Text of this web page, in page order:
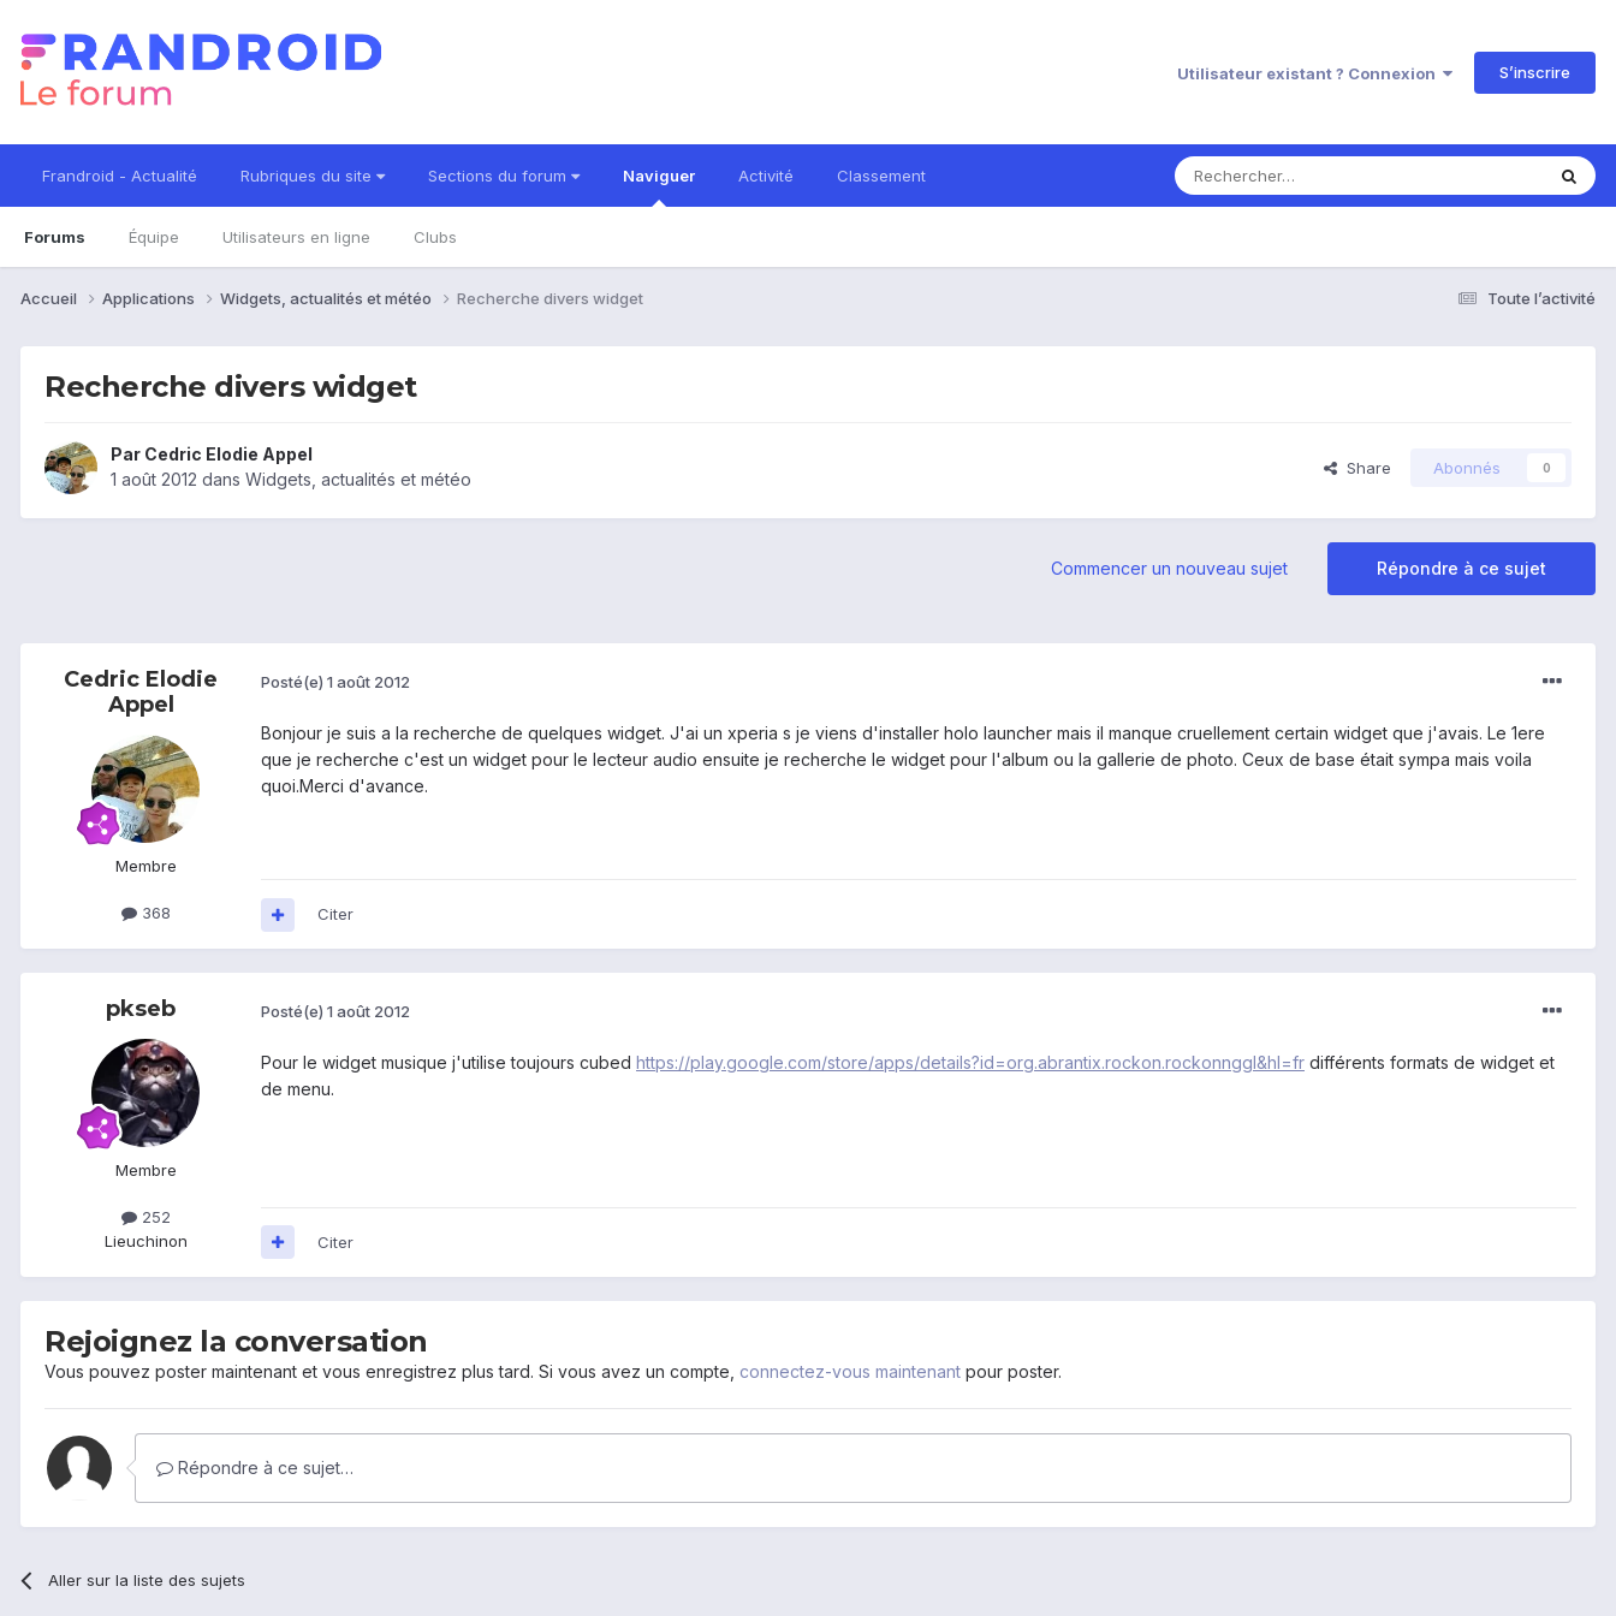
Utilisateur existant ? Connexion S’inscrire
Frandroid - Actualité Rubriques du site Sections du forum Naviguer
Forums Équipe Utilisateurs en ligne Clubs
Activité Classement
Toute l’activité
Accueil Applications Widgets, actualités et météo Recherche divers widget
Recherche divers widget
Par Cedric Elodie Appel
1 août 2012 dans Widgets, actualités et météo
Share Abonnés 0
Répondre à ce sujet
Commencer un nouveau sujet
Cedric Elodie
Appel
Membre
368
Posté(e) 1 août 2012
Bonjour je suis a la recherche de quelques widget. J'ai un xperia s je viens d'installer holo launcher mais il manque cruellement certain widget que j'avais. Le 1ere
que je recherche c'est un widget pour le lecteur audio ensuite je recherche le widget pour l'album ou la gallerie de photo. Ceux de base était sympa mais voila
quoi.Merci d'avance.
Citer
pkseb
Membre
252
Lieuchinon
Posté(e) 1 août 2012
Pour le widget musique j'utilise toujours cubed https://play.google.com/store/apps/details?id=org.abrantix.rockon.rockonnggl&hl=fr différents formats de widget et
de menu.
Citer
Rejoignez la conversation
Vous pouvez poster maintenant et vous enregistrez plus tard. Si vous avez un compte, connectez-vous maintenant pour poster.
Répondre à ce sujet…
Aller sur la liste des sujets